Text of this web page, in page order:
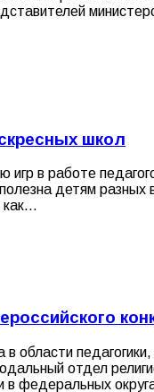
школ
в работе
детям
как…
области
отдел
в федеральных